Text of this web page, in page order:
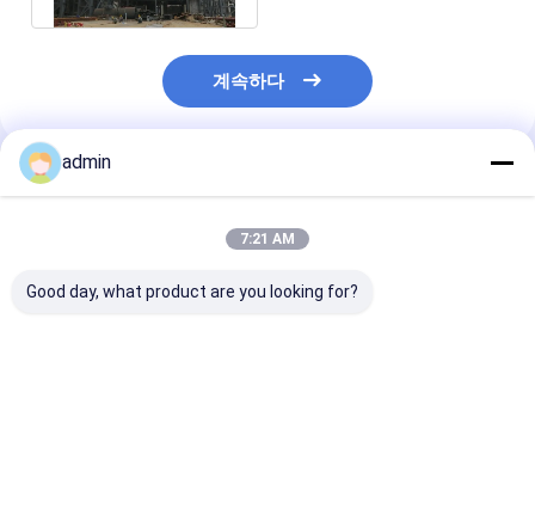
계속하다
추천된 제품
admin
7:21 AM
Good day, what product are you looking for?